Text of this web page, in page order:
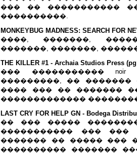
��� �� �����������
����������.
MONKEYBUG MADNESS: SEARCH FOR
����, �������,
�������, �������,
THE KILLER #1 - Archaia Studios Press (pg
��� ����������� noir
���������, ��
���� ��� �� �������
�������������
LAST CRY FOR HELP GN - Bodega
�� ��� �����
����������� ��� ���
������� �� ����� ���
���������� �������